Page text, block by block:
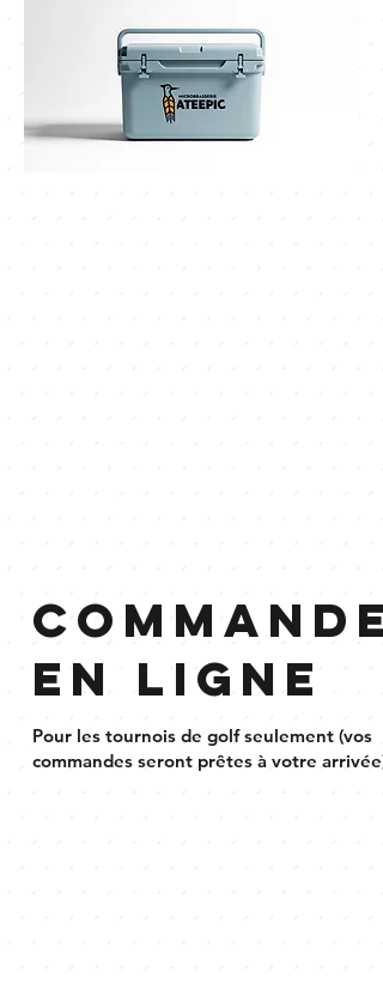
en ligne
Pour les tournois de golf seulement (vos
commandes seront prêtes à votre arrivée)